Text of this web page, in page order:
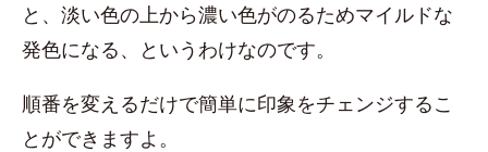
と、淡い色の上から濃い色がのるためマイルドな
発色になる、というわけなのです。
順番を変えるだけで簡単に印象をチェンジするこ
とができますよ。